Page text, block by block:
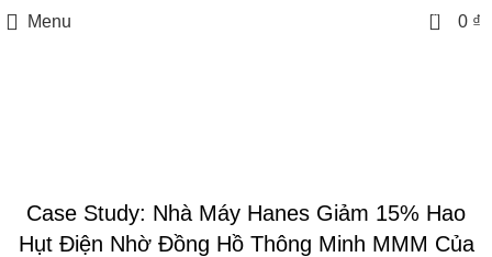
Menu 0 0 ₫
Case Study: Nhà Máy Hanes Giảm 15% Hao
Hụt Điện Nhờ Đồng Hồ Thông Minh MMM Của